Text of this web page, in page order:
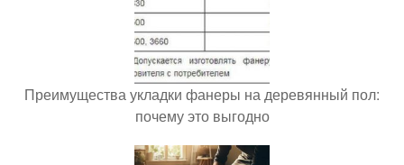
Преимущества укладки фанеры на деревянный пол:
почему это выгодно